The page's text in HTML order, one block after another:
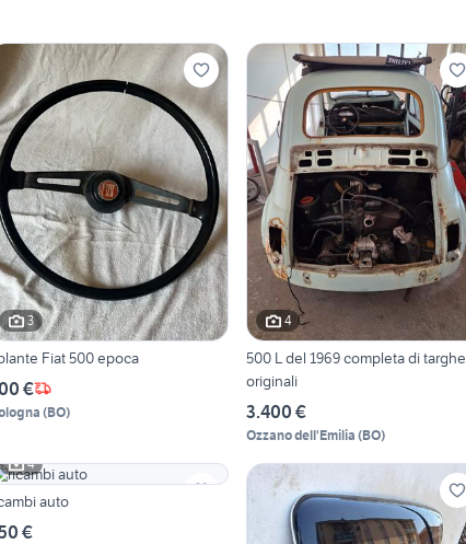
3
Fiat 500 epoca
€
(BO)
4
500 L del 1969 completa di targhe
originali
3.400 €
Ozzano dell'Emilia (BO)
4
auto
€